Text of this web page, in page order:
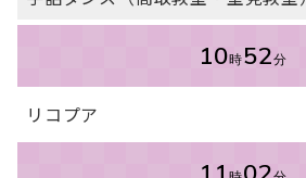
10時52分
リコプア